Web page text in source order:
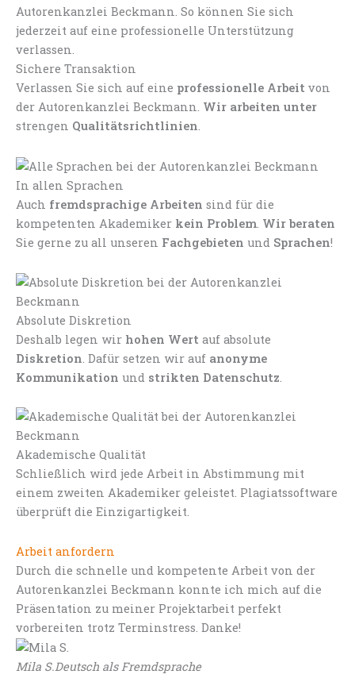
Sichere Transaktion
Verlassen Sie sich auf eine professionelle Arbeit von
der Autorenkanzlei Beckmann. Wir arbeiten unter
strengen Qualitätsrichtlinien.
In allen Sprachen
Auch fremdsprachige Arbeiten sind für die
kompetenten Akademiker kein Problem. Wir beraten
Sie gerne zu all unseren Fachgebieten und Sprachen!
Absolute Diskretion
Deshalb legen wir hohen Wert auf absolute
Diskretion . Dafür setzen wir auf anonyme
Kommunikation und strikten Datenschutz
Akademische Qualität
Schließlich wird jede Arbeit in Abstimmung mit
einem zweiten Akademiker geleistet. Plagiatssoftware
überprüft die Einzigartigkeit.
Arbeit anfordern
Durch die schnelle und kompetente Arbeit von der
Autorenkanzlei Beckmann konnte ich mich auf die
Präsentation zu meiner Projektarbeit perfekt
vorbereiten trotz Terminstress. Danke!
Mila S.Deutsch als Fremdsprache